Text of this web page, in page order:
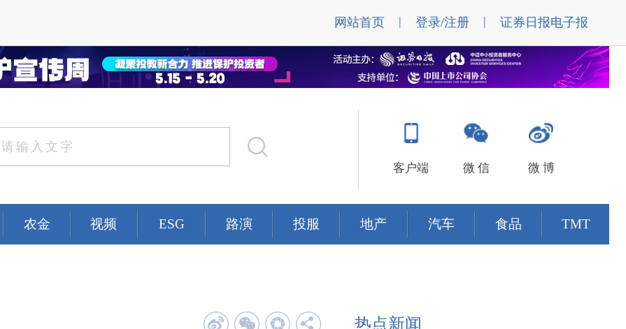
网站首页 | 登录/注册 | 证券日报电子报
客户端 微 信 微 博
农金 视频 ESG 路演 投服 地产 汽车 食品 TMT
热点新闻